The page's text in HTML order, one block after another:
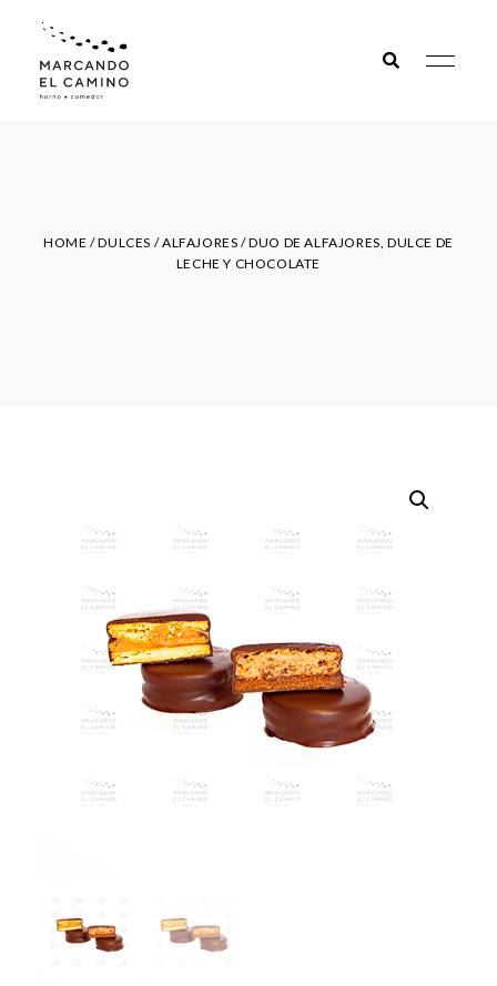
HOME /DULCES /ALFAJORES / DUO DE ALFAJORES, DULCE DE
LECHE Y CHOCOLATE